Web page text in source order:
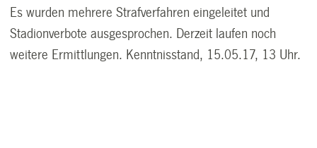
Es wurden mehrere Strafverfahren eingeleitet und
Stadionverbote ausgesprochen. Derzeit laufen noch
weitere Ermittlungen. Kenntnisstand, 15.05.17, 13 Uhr.